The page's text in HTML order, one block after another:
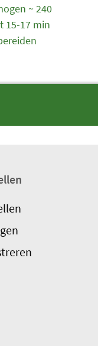
~ 240
15-17 min